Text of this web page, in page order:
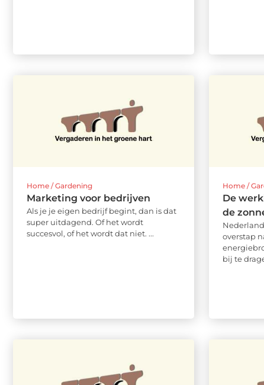
Home / Gardening
Marketing voor bedrijven
Als je je eigen bedrijf begint, dan is dat
super uitdagend. Of het wordt
succesvol, of het wordt dat niet. ...
Home /
De
de
overstap
bij te